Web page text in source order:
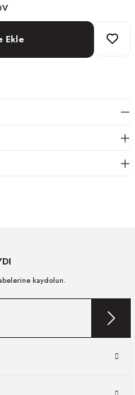
Ekle
kaydolun.